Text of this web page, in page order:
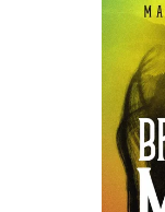
Elizabeth
Hypopressiv
The